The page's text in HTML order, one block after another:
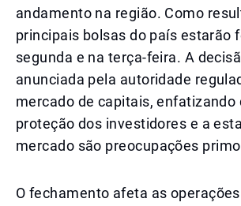
andamento na região. Como
principais bolsas do país estarão
segunda e na terça-feira. A
anunciada pela autoridade
mercado de capitais, enfatizando
proteção dos investidores e a
mercado são preocupações
O fechamento afeta as